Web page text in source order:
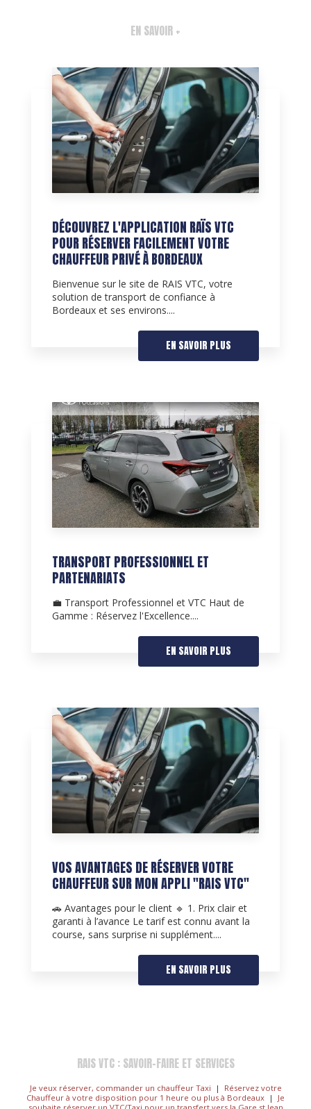
EN SAVOIR +
DÉCOUVREZ L'APPLICATION RAÏS VTC
POUR RÉSERVER FACILEMENT VOTRE
CHAUFFEUR PRIVÉ À BORDEAUX
Bienvenue sur le site de RAIS VTC, votre
solution de transport de confiance à
Bordeaux et ses environs....
EN SAVOIR PLUS
TRANSPORT PROFESSIONNEL ET
PARTENARIATS
💼 Transport Professionnel et VTC Haut de
Gamme : Réservez l'Excellence....
EN SAVOIR PLUS
VOS AVANTAGES DE RÉSERVER VOTRE
CHAUFFEUR SUR MON APPLI "RAIS VTC"
🚗 Avantages pour le client 🔹 1. Prix clair et
garanti à l’avance Le tarif est connu avant la
course, sans surprise ni supplément....
EN SAVOIR PLUS
RAIS VTC : SAVOIR-FAIRE ET SERVICES
Je veux réserver, commander un chauffeur Taxi | Réservez votre
Chauffeur à votre disposition pour 1 heure ou plus à Bordeaux | Je